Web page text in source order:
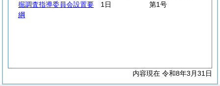
掘調査指導委員会設置要
綱
1日
第1号
内容現在 令和8年3月31日